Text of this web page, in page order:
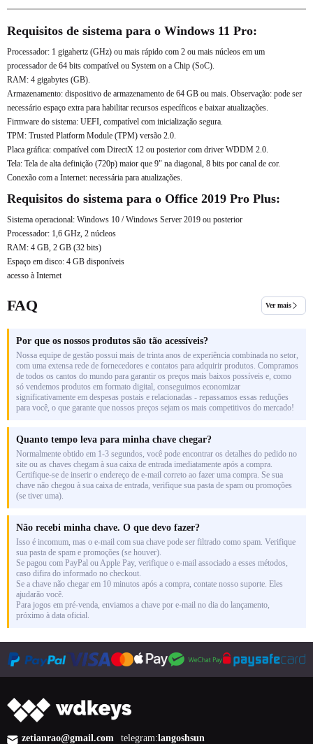
Requisitos de sistema para o Windows 11 Pro:
Processador: 1 gigahertz (GHz) ou mais rápido com 2 ou mais núcleos em um
processador de 64 bits compatível ou System on a Chip (SoC).
RAM: 4 gigabytes (GB).
Armazenamento: dispositivo de armazenamento de 64 GB ou mais. Observação: pode ser
necessário espaço extra para habilitar recursos específicos e baixar atualizações.
Firmware do sistema: UEFI, compatível com inicialização segura.
TPM: Trusted Platform Module (TPM) versão 2.0.
Placa gráfica: compatível com DirectX 12 ou posterior com driver WDDM 2.0.
Tela: Tela de alta definição (720p) maior que 9" na diagonal, 8 bits por canal de cor.
Conexão com a Internet: necessária para atualizações.
Requisitos do sistema para o Office 2019 Pro Plus:
Sistema operacional: Windows 10 / Windows Server 2019 ou posterior
Processador: 1,6 GHz, 2 núcleos
RAM: 4 GB, 2 GB (32 bits)
Espaço em disco: 4 GB disponíveis
acesso à Internet
FAQ Ver mais
Por que os nossos produtos são tão acessíveis?
Nossa equipe de gestão possui mais de trinta anos de experiência combinada no setor,
com uma extensa rede de fornecedores e contatos para adquirir produtos. Compramos
de todos os cantos do mundo para garantir os preços mais baixos possíveis e, como
só vendemos produtos em formato digital, conseguimos economizar
significativamente em despesas postais e relacionadas - repassamos essas reduções
para você, o que garante que nossos preços sejam os mais competitivos do mercado!
Quanto tempo leva para minha chave chegar?
Normalmente obtido em 1-3 segundos, você pode encontrar os detalhes do pedido no
site ou as chaves chegam à sua caixa de entrada imediatamente após a compra.
Certifique-se de inserir o endereço de e-mail correto ao fazer uma compra. Se sua
chave não chegou à sua caixa de entrada, verifique sua pasta de spam ou promoções
(se tiver uma).
Não recebi minha chave. O que devo fazer?
Isso é incomum, mas o e-mail com sua chave pode ser filtrado como spam. Verifique
sua pasta de spam e promoções (se houver).
Se pagou com PayPal ou Apple Pay, verifique o e-mail associado a esses métodos,
caso difira do informado no checkout.
Se a chave não chegar em 10 minutos após a compra, contate nosso suporte. Eles
ajudarão você.
Para jogos em pré-venda, enviamos a chave por e-mail no dia do lançamento,
próximo à data oficial.
zetianrao@gmail.com telegram:langoshsun